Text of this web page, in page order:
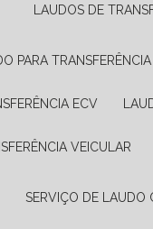
LAUDOS DE
PARA
ECV
VEICULAR
SERVIÇO DE LAUDO